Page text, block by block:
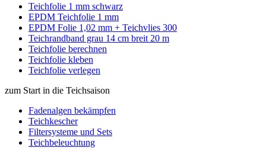
Teichfolie 1 mm schwarz
EPDM Teichfolie 1 mm
EPDM Folie 1,02 mm + Teichvlies 300
Teichrandband grau 14 cm breit 20 m
Teichfolie berechnen
Teichfolie kleben
Teichfolie verlegen
zum Start in die Teichsaison
Fadenalgen bekämpfen
Teichkescher
Filtersysteme und Sets
Teichbeleuchtung